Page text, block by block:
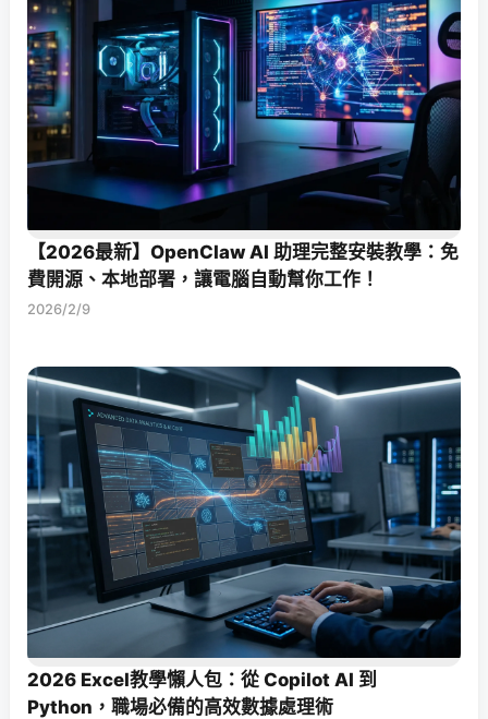
【2026最新】OpenClaw AI 助理完整安裝教學：免
費開源、本地部署，讓電腦自動幫你工作！
2026/2/9
2026 Excel教學懶人包：從 Copilot AI 到
Python，職場必備的高效數據處理術